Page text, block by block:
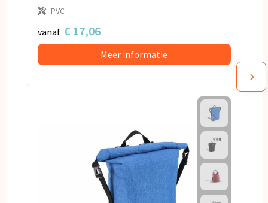
PVC
vanaf € 17,06
Meer informatie